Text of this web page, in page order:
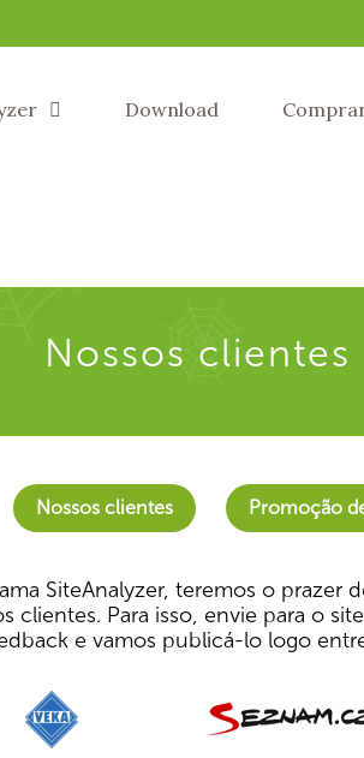
Download
Nossos clientes
Nossos clientes Promoção
SiteAnalyzer, teremos o prazer
clientes. Para isso, envie para o
e vamos publicá-lo logo